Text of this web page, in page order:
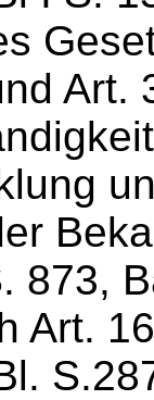
Art.
873,
Art.